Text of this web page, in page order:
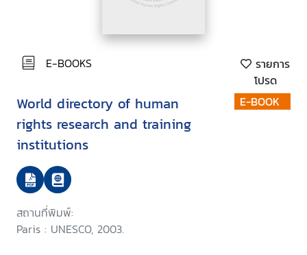
E-BOOKS
รายการ
โปรด
World directory of human
rights research and training
institutions
สถานที่พิมพ์:
Paris : UNESCO, 2003.
E-BOOK